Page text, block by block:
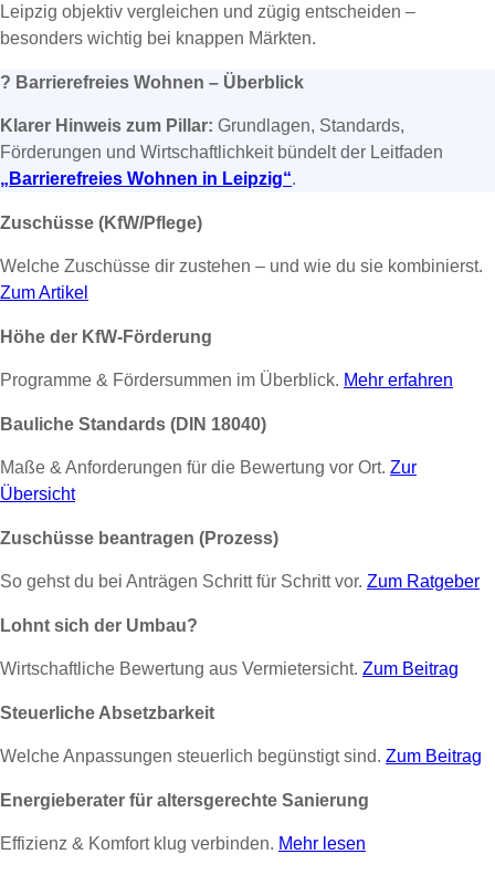
Leipzig objektiv vergleichen und zügig entscheiden –
besonders wichtig bei knappen Märkten.
? Barrierefreies Wohnen – Überblick
Klarer Hinweis zum Pillar: Grundlagen, Standards,
Förderungen und Wirtschaftlichkeit bündelt der Leitfaden
„Barrierefreies Wohnen in Leipzig“.
Zuschüsse (KfW/Pflege)
Welche Zuschüsse dir zustehen – und wie du sie kombinierst.
Zum Artikel
Höhe der KfW-Förderung
Programme & Fördersummen im Überblick. Mehr erfahren
Bauliche Standards (DIN 18040)
Maße & Anforderungen für die Bewertung vor Ort. Zur
Übersicht
Zuschüsse beantragen (Prozess)
So gehst du bei Anträgen Schritt für Schritt vor. Zum Ratgeber
Lohnt sich der Umbau?
Wirtschaftliche Bewertung aus Vermietersicht. Zum Beitrag
Steuerliche Absetzbarkeit
Welche Anpassungen steuerlich begünstigt sind. Zum Beitrag
Energieberater für altersgerechte Sanierung
Effizienz & Komfort klug verbinden. Mehr lesen